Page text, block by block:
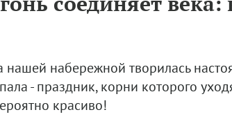
нашей набережной творилась
- праздник, корни которого
красиво!